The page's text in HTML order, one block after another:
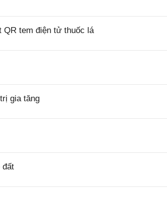
QR tem điện tử thuốc lá
gia tăng
đất